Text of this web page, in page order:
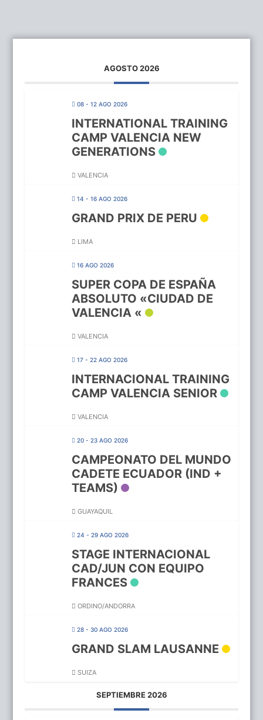
AGOSTO 2026
08 - 12 AGO 2026
INTERNATIONAL TRAINING
CAMP VALENCIA NEW
GENERATIONS
VALENCIA
14 - 16 AGO 2026
GRAND PRIX DE PERU
LIMA
16 AGO 2026
SUPER COPA DE ESPAÑA
ABSOLUTO «CIUDAD DE
VALENCIA «
VALENCIA
17 - 22 AGO 2026
INTERNACIONAL TRAINING
CAMP VALENCIA SENIOR
VALENCIA
20 - 23 AGO 2026
CAMPEONATO DEL MUNDO
CADETE ECUADOR (IND +
TEAMS)
GUAYAQUIL
24 - 29 AGO 2026
STAGE INTERNACIONAL
CAD/JUN CON EQUIPO
FRANCES
ORDINO/ANDORRA
28 - 30 AGO 2026
GRAND SLAM LAUSANNE
SUIZA
SEPTIEMBRE 2026